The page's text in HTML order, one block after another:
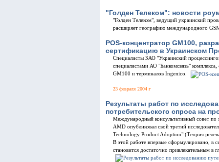
"Голден Телеком": новости
"Голден Телеком", ведущий украинский
расширяет географию международного
POS-концентратор GM100,
сертификацию в Украинском
Специалисты ЗАО "Украинский
специалистами АО "Банкомсвязь"
GM100 и терминалов Ingenico.
23 февраля 2004 г
Результаты работ по
потребительского спроса на
Международный консультативный совет по
AMD опубликовал свой третий
Technology Product Adoption" (Теория
В этой работе впервые сформулировано, в
становится достаточно привлекательным в